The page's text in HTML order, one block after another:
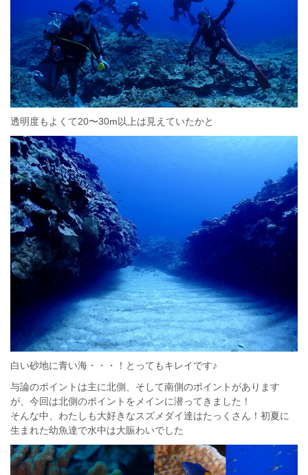
透明度もよくて20〜30m以上は見えていたかと
白い砂地に青い海・・・！とってもキレイです♪
与論のポイントは主に北側、そして南側のポイントがあります
が、今回は北側のポイントをメインに潜ってきました！
そんな中、わたしも大好きなスズメダイ達はたっくさん！初夏に
生まれた幼魚達で水中は大賑わいでした